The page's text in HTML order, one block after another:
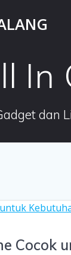
In
dan
Cocok